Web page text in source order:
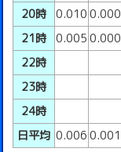
20時 0.010 0.000
21時 0.005 0.000
22時
23時
24時
日平均 0.006 0.001